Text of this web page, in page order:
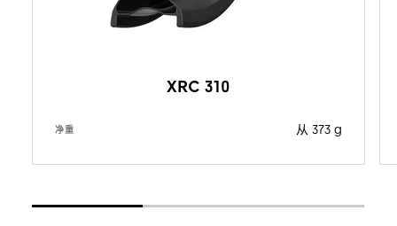
XRC 310
净重 从 373 g